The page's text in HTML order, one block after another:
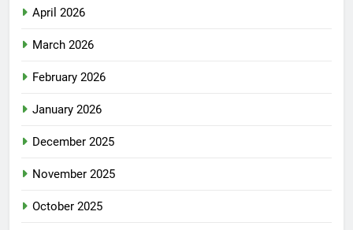
April 2026
March 2026
February 2026
January 2026
December 2025
November 2025
October 2025